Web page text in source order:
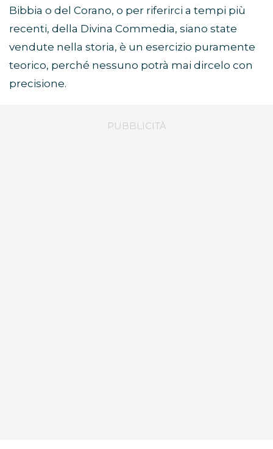
Bibbia o del Corano, o per riferirci a tempi più
recenti, della Divina Commedia, siano state
vendute nella storia, è un esercizio puramente
teorico, perché nessuno potrà mai dircelo con
precisione.